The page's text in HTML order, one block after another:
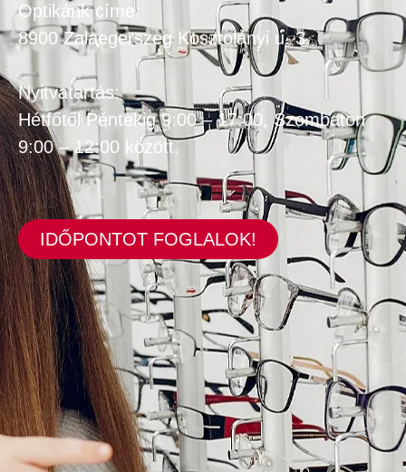
Optikánk címe:
8900 Zalaegerszeg Kosztolányi u. 3.
Nyitvatartás:
Hétfőtől Péntekig 9:00 – 17:00, Szombaton
9:00 – 12:00 között.
IDŐPONTOT FOGLALOK!